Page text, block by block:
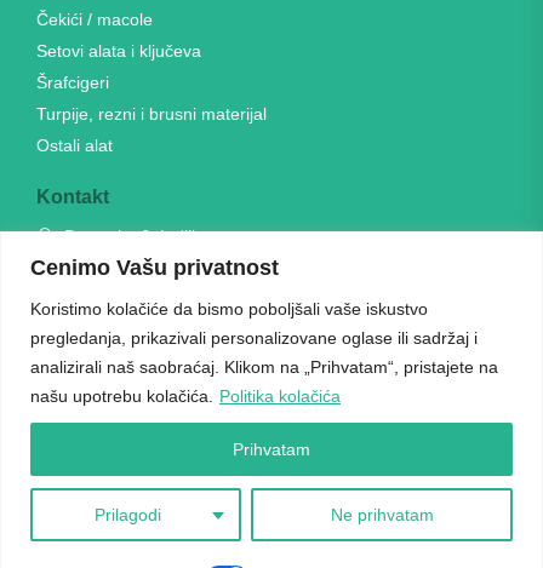
Cenimo Vašu privatnost
Koristimo kolačiće da bismo poboljšali vaše iskustvo
pregledanja, prikazivali personalizovane oglase ili sadržaj i
analizirali naš saobraćaj. Klikom na „Prihvatam“, pristajete na
našu upotrebu kolačića.
Politika kolačića
Prilagodi Ne prihvatam
Prihvatam
Čekići / macole
Setovi alata i ključeva
Šrafcigeri
Turpije, rezni i brusni materijal
Ostali alat
Kontakt
Banatska 6, Indjija
064 23 24 291
unialati@gmail.com
Radno vreme
Radni danima: 09h-17h
Vikendom ne radimo
Copyright © 2026 Univerzal alati. Sva prava zadržana.